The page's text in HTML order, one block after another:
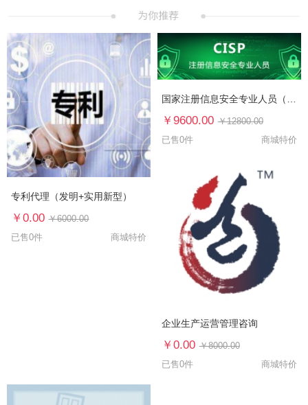
专利代理（发明+实用新型）
￥0.00 ￥6000.00
已售0件
商城特价
国家注册信息安全专业人员（CISP）认证培训
￥9600.00 ￥12800.00
已售0件
商城特价
企业生产运营管理咨询
￥0.00 ￥8000.00
已售0件
商城特价